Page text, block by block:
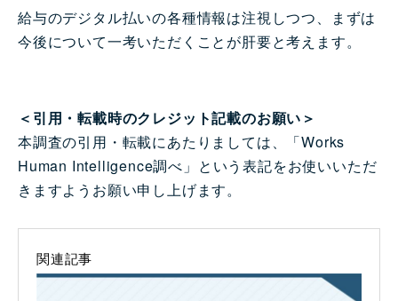
給与のデジタル払いの各種情報は注視しつつ、まずは
今後について一考いただくことが肝要と考えます。
＜引用・転載時のクレジット記載のお願い＞
本調査の引用・転載にあたりましては、「Works
Human Intelligence調べ」という表記をお使いいただ
きますようお願い申し上げます。
関連記事